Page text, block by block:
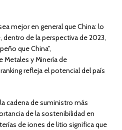
mejor en general que China: lo
de la perspectiva de 2023,
que China”,
Metales y Minería de
refleja el potencial del país
cadena de suministro más
de la sostenibilidad en
de iones de litio significa que